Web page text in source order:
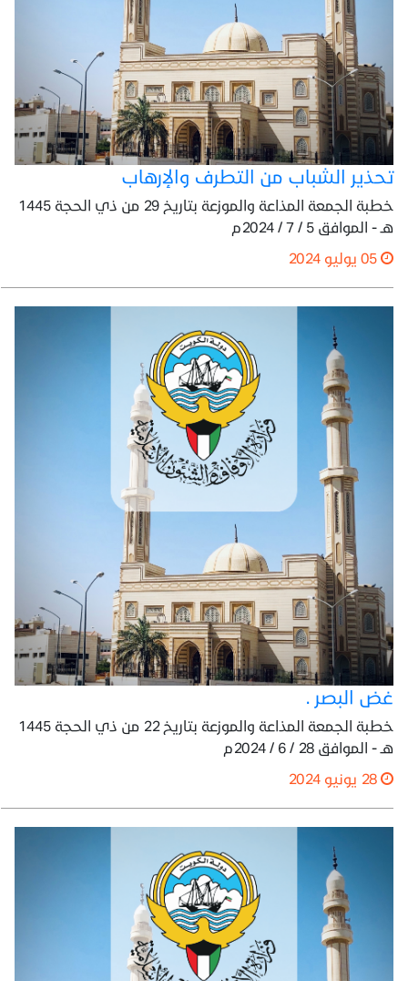
تحذير الشباب من التطرف والإرهاب
خطبة الجمعة المذاعة والموزعة بتاريخ 29 من ذي الحجة 1445
هـ - الموافق 5 / 7 / 2024م
غض البصر .
خطبة الجمعة المذاعة والموزعة بتاريخ 22 من ذي الحجة 1445
هـ - الموافق 28 / 6 / 2024م